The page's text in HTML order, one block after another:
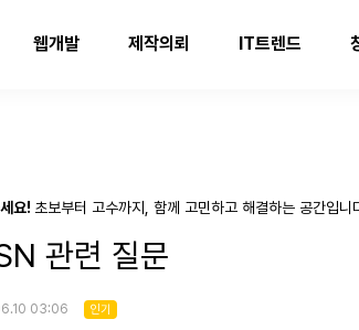
웹개발 제작의뢰 IT트렌드
요! 초보부터 고수까지, 함께 고민하고 해결하는 공간입
관련 질문
03:06 인기